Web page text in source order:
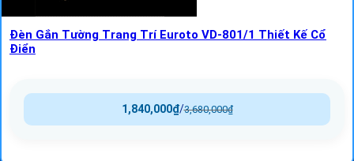
Đèn Gắn Tường Trang Trí Euroto VD-801/1 Thiết Kế Cổ
Điển
3,680,000₫
/
1,840,000₫